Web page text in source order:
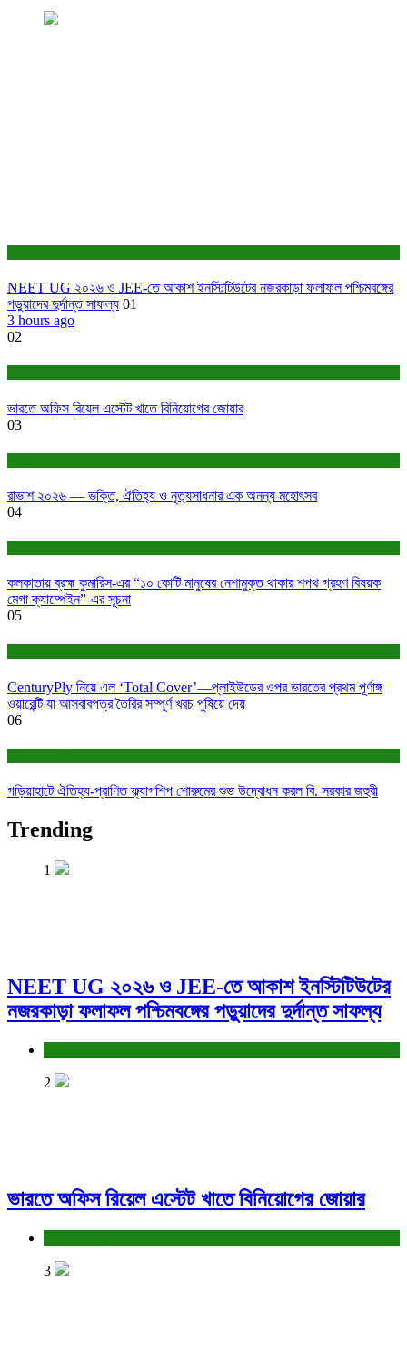
NEET UG ২০২৬ ও JEE-তে আকাশ ইনস্টিটিউটের নজরকাড়া ফলাফল পশ্চিমবঙ্গের
পড়ুয়াদের দুর্দান্ত সাফল্য 01
3 hours ago
02
ভারতে অফিস রিয়েল এস্টেট খাতে বিনিয়োগের জোয়ার
03
রাভাশ ২০২৬ — ভক্তি, ঐতিহ্য ও নৃত্যসাধনার এক অনন্য মহোৎসব
04
কলকাতায় ব্রহ্ম কুমারিস-এর “১০ কোটি মানুষের নেশামুক্ত থাকার শপথ গ্রহণ বিষয়ক
মেগা ক্যাম্পেইন”-এর সূচনা
05
CenturyPly নিয়ে এল ‘Total Cover’—প্লাইউডের ওপর ভারতের প্রথম পূর্ণাঙ্গ
ওয়ারেন্টি যা আসবাবপত্র তৈরির সম্পূর্ণ খরচ পুষিয়ে দেয়
06
গড়িয়াহাটে ঐতিহ্য-প্রাণিত ফ্ল্যাগশিপ শোরুমের শুভ উদ্বোধন করল বি. সরকার জহুরী
Trending
1
NEET UG ২০২৬ ও JEE-তে আকাশ ইনস্টিটিউটের
নজরকাড়া ফলাফল পশ্চিমবঙ্গের পড়ুয়াদের দুর্দান্ত সাফল্য
2
ভারতে অফিস রিয়েল এস্টেট খাতে বিনিয়োগের জোয়ার
3